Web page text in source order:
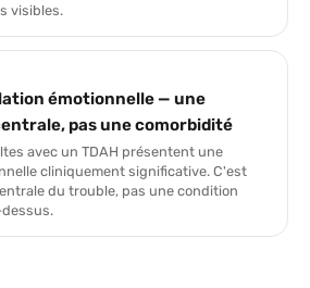
visibles.
émotionnelle — une
pas une comorbidité
avec un TDAH présentent une
cliniquement significative. C'est
du trouble, pas une condition